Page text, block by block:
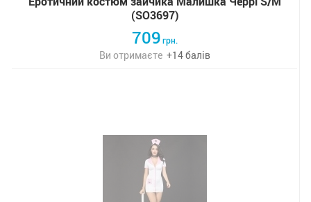
(SO3697)
709грн.
Ви отримаєте +14балів